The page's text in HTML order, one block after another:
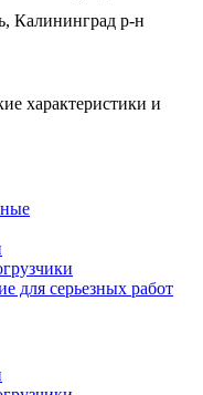
Калининград р-н
характеристики и
для серьезных работ